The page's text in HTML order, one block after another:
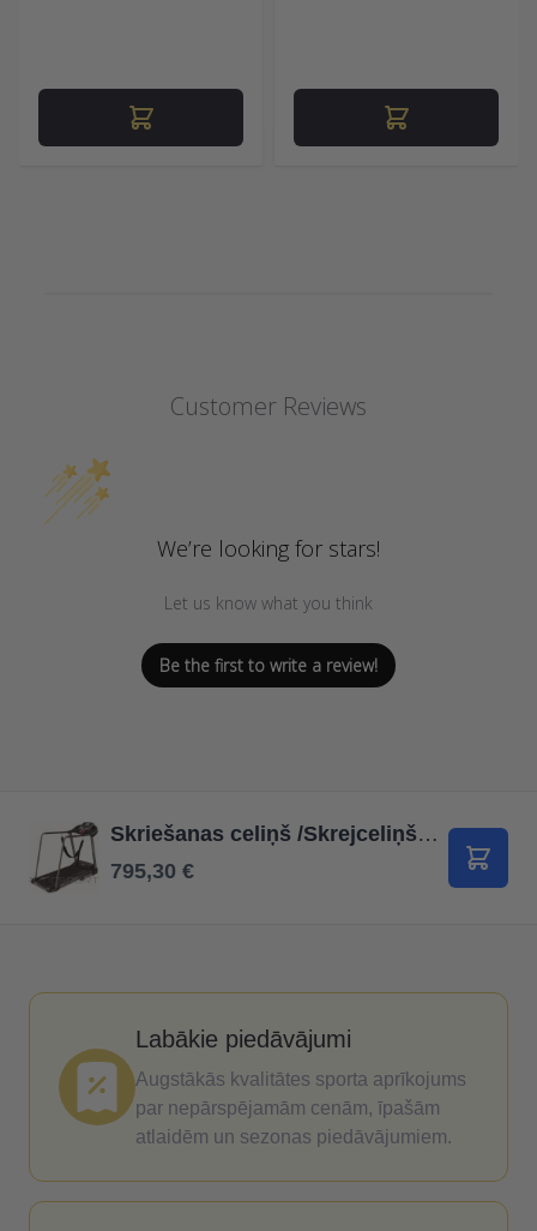
Customer Reviews
We’re looking for stars!
Let us know what you think
Be the first to write a review!
Skriešanas celiņš /Skrejceliņš Treadmill TOORX TRX WALKER EVO
795,30 €
Labākie piedāvājumi
Augstākās kvalitātes sporta aprīkojums
par nepārspējamām cenām, īpašām
atlaidēm un sezonas piedāvājumiem.